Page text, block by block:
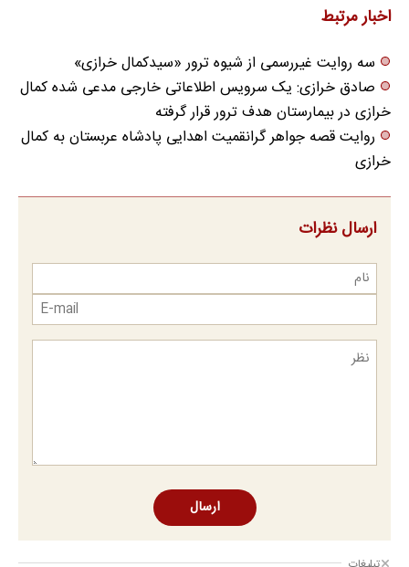
اخبار مرتبط
سه روایت غیررسمی از شیوه ترور «سیدکمال خرازی»
صادق خرازی: یک سرویس اطلاعاتی خارجی مدعی شده کمال
خرازی در بیمارستان هدف ترور قرار گرفته
روایت قصه جواهر گرانقمیت اهدایی پادشاه عربستان به کمال
خرازی
ارسال نظرات
ارسال